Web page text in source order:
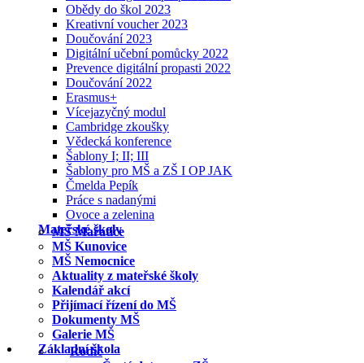
Obědy do škol 2023
Kreativní voucher 2023
Doučování 2023
Digitální učební pomůcky 2022
Prevence digitální propasti 2022
Doučování 2022
Erasmus+
Vícejazyčný modul
Cambridge zkoušky
Vědecká konference
Šablony I; II; III
Šablony pro MŠ a ZŠ I OP JAK
Čmelda Pepík
Práce s nadanými
Ovoce a zelenina
Mateřské školy
MŠ Mařatice
MŠ Kunovice
MŠ Nemocnice
Aktuality z mateřské školy
Kalendář akcí
Přijímací řízení do MŠ
Dokumenty MŠ
Galerie MŠ
Základní škola
Rodič